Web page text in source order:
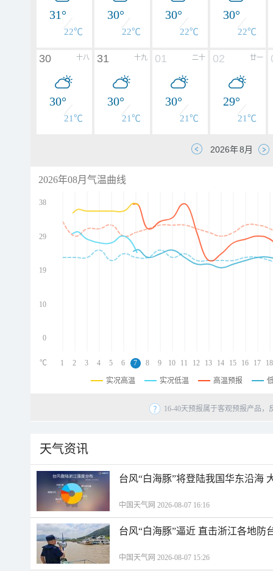
31°
22℃
30°
22℃
30°
22℃
30°
22℃
十八
30
30°
21℃
十九
31
30°
21℃
二十
01
30°
21℃
廿一
02
29°
21℃
2026年08月气温曲线
38
29
19
10
0
1 2 3 4 5 6 7 8 9 10 11 12 13 14 15 16 17 18
℃
实况高温 实况低温 高温预报
16-40天预报属于客观预报产品
天气资讯
台风“白海豚”将登陆我国华东沿海
中国天气网 2026-08-07 16:16
台风“白海豚”逼近 直击浙江各地防
中国天气网 2026-08-07 15:26